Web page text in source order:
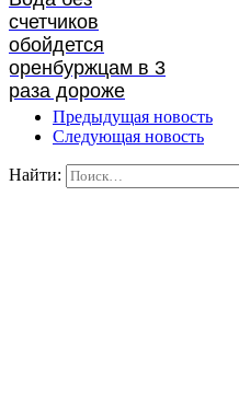
счетчиков
обойдется
оренбуржцам в 3
раза дороже
Предыдущая новость
Следующая новость
Найти: